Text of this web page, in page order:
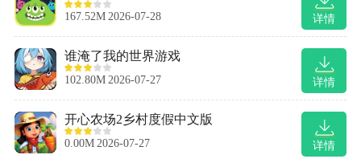
详情
167.52M 2026-07-28
详情
谁淹了我的世界游戏
102.80M 2026-07-27
详情
开心农场2乡村度假中文版
0.00M 2026-07-27